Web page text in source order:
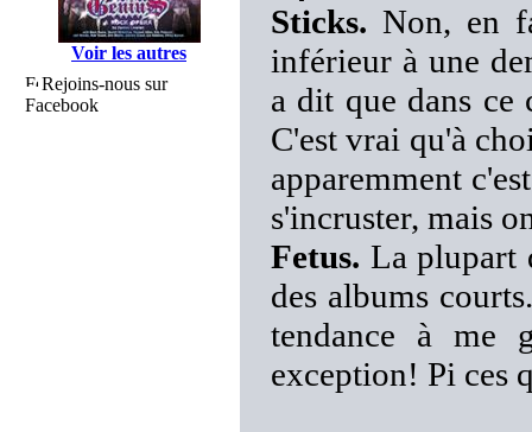
Voir les autres
Rejoins-nous sur
Facebook
Sticks. Non, en
inférieur à une
a dit que dans ce
C'est vrai qu'à
apparemment
s'incruster, mais
Fetus. La plupart
des albums
tendance à me
exception! Pi ces